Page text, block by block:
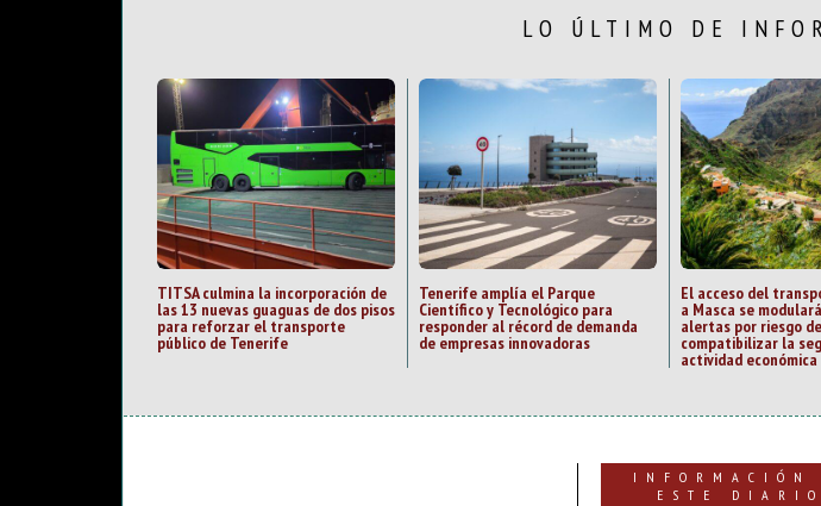
LO ÚLTIMO DE
TITSA culmina la incorporación de
las 13 nuevas guaguas de dos pisos
para reforzar el transporte
público de Tenerife
Tenerife amplía el Parque
Científico y Tecnológico para
responder al récord de demanda
de empresas innovadoras
El acceso del
a Masca se
alertas por riesgo
compatibilizar la
actividad económica
INFORMACIÓN
ESTE